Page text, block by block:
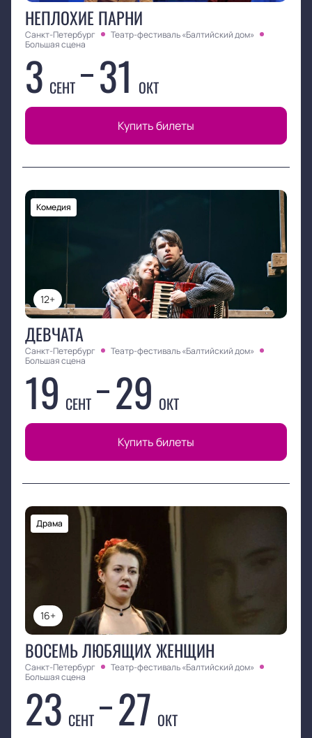
НЕПЛОХИЕ ПАРНИ
Санкт-Петербург
Театр-фестиваль «Балтийский дом»
Большая сцена
3 СЕНТ 31 ОКТ
Купить билеты
12+
Комедия
ДЕВЧАТА
Санкт-Петербург
Театр-фестиваль «Балтийский дом»
Большая сцена
19 СЕНТ 29 ОКТ
Купить билеты
16+
Драма
ВОСЕМЬ ЛЮБЯЩИХ ЖЕНЩИН
Санкт-Петербург
Театр-фестиваль «Балтийский дом»
Большая сцена
23 СЕНТ 27 ОКТ